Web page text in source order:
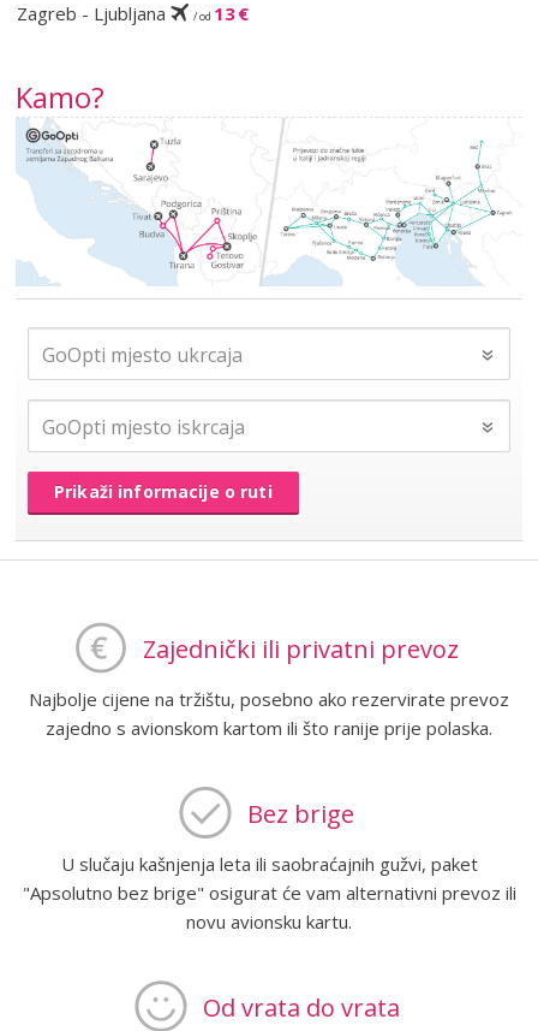
Zagreb - Ljubljana
/ od 13 €
Kamo?
Prikaži informacije o ruti
Zajednički ili privatni prevoz
Najbolje cijene na tržištu, posebno ako rezervirate prevoz
zajedno s avionskom kartom ili što ranije prije polaska.
Bez brige
U slučaju kašnjenja leta ili saobraćajnih gužvi, paket
"Apsolutno bez brige" osigurat će vam alternativni prevoz ili
novu avionsku kartu.
Od vrata do vrata